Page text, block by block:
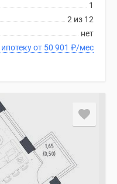
1
2 из 12
нет
В ипотеку от 50 901 ₽/мес